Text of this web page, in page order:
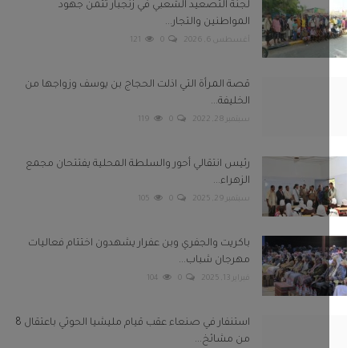
لجنة التصعيد الشعبي في زنجبار تثمن جهود
المواطنين والتجار...
أغسطس 6, 2026 0
121
قصة المرأة التي اذلت الحجاج بن يوسف وزواجها من
الخليفة...
0
119
رئيس انتقالي أحور والسلطة المحلية يفتتحان مجمع
الزهراء...
سبتمبر 29, 2025 0
105
باكريت والجفري وبن عفرار يشهدون اختتام فعاليات
مهرجان شباب...
فبراير 13, 2025 0
104
استنفار في صنعاء عقب قيام مليشيا الحوثي باعتقال 8
من مشائخ...